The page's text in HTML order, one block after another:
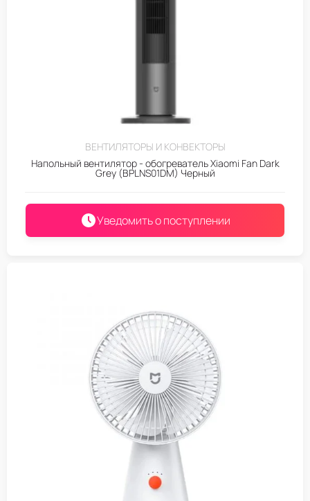
ВЕНТИЛЯТОРЫ И КОНВЕКТОРЫ
Напольный вентилятор - обогреватель Xiaomi Fan Dark
Grey (BPLNS01DM) Черный
Уведомить о поступлении